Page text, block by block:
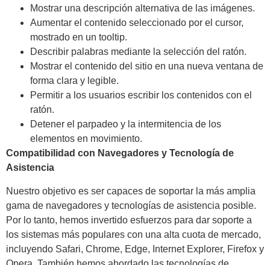
Mostrar una descripción alternativa de las imágenes.
Aumentar el contenido seleccionado por el cursor,
mostrado en un tooltip.
Describir palabras mediante la selección del ratón.
Mostrar el contenido del sitio en una nueva ventana de
forma clara y legible.
Permitir a los usuarios escribir los contenidos con el
ratón.
Detener el parpadeo y la intermitencia de los
elementos en movimiento.
Compatibilidad con Navegadores y Tecnología de
Asistencia
Nuestro objetivo es ser capaces de soportar la más amplia
gama de navegadores y tecnologías de asistencia posible.
Por lo tanto, hemos invertido esfuerzos para dar soporte a
los sistemas más populares con una alta cuota de mercado,
incluyendo Safari, Chrome, Edge, Internet Explorer, Firefox y